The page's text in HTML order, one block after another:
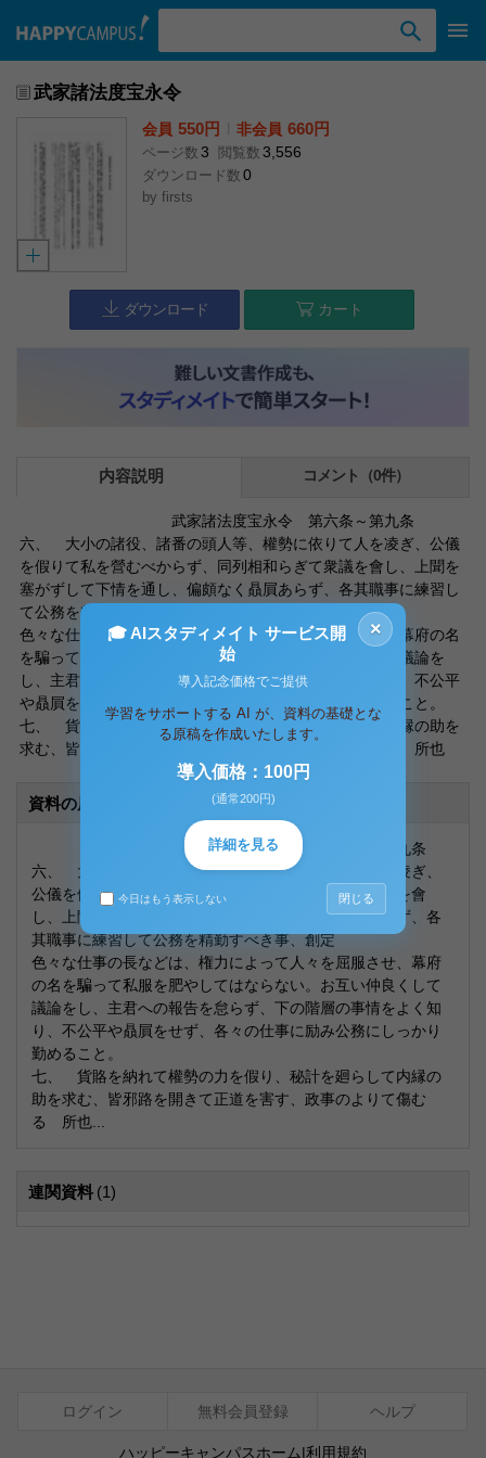
武家諸法度宝永令
会員 550円 非会員 660円
ページ数 3 閲覧数 3,556
ダウンロード数 0
by firsts
ダウンロード カート
内容説明 コメント（0件）
武家諸法度宝永令 第六条～第九条
六、 大小の諸役、諸番の頭人等、權勢に依りて人を凌ぎ、公儀
を假りて私を營むべからず、同列相和らぎて衆議を會し、上聞を
塞がずして下情を通し、偏頗なく贔屓あらず、各其職事に練習し
て公務を精勤すべき事、創定
色々な仕事の長などは、権力によって人々を屈服させ、幕府の名
を騙って私服を肥やしてはならない。お互い仲良くして議論を
し、主君への報告を怠らず、下の階層の事情をよく知り、不公平
や贔屓をせず、各々の仕事に励み公務にしっかり勤めること。
七、 貨賂を納れて權勢の力を假り、秘計を廻らして内縁の助を
求む、皆邪路を開きて正道を害す、政事のよりて傷むるゝ所也
資料の原本内容
武家諸法度宝永令 第六条～第九条
六、 大小の諸役、諸番の頭人等、權勢に依りて人を凌ぎ、
公儀を假りて私を營むべからず、同列相和らぎて衆議を會
し、上聞を塞がずして下情を通し、偏頗なく贔屓あらず、各
其職事に練習して公務を精勤すべき事、創定
色々な仕事の長などは、権力によって人々を屈服させ、幕府
の名を騙って私服を肥やしてはならない。お互い仲良くして
議論をし、主君への報告を怠らず、下の階層の事情をよく知
り、不公平や贔屓をせず、各々の仕事に励み公務にしっかり
勤めること。
七、 貨賂を納れて權勢の力を假り、秘計を廻らして内縁の
助を求む、皆邪路を開きて正道を害す、政事のよりて傷む
るゝ所也...
連関資料 (1)
ログイン 無料会員登録 ヘルプ
ハッピーキャンパスホーム|利用規約
×
🎓 AIスタディメイト サービス開
始
導入記念価格でご提供
学習をサポートする AI が、資料の基礎とな
る原稿を作成いたします。
導入価格：100円
(通常200円)
詳細を見る
今日はもう表示しない 閉じる